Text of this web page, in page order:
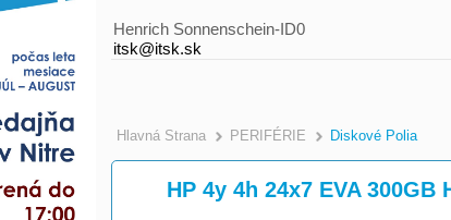
Henrich Sonnenschein-ID0
itsk@itsk.sk
Hlavná Strana PERIFÉRIE Diskové Polia
HP 4y 4h 24x7 EVA 300GB